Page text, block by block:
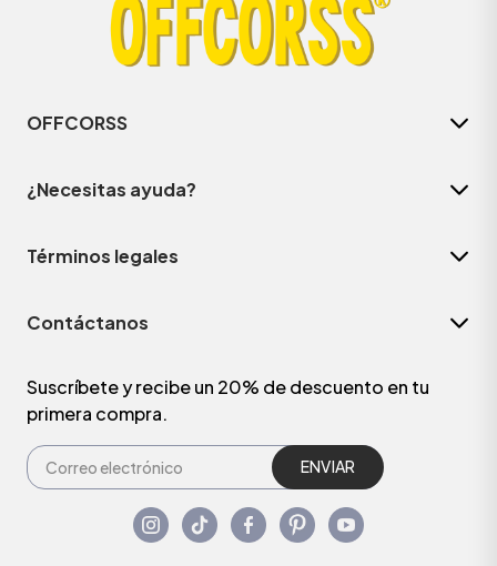
OFFCORSS
¿Necesitas ayuda?
Términos legales
Contáctanos
Suscríbete y recibe un 20% de descuento en tu
primera compra.
ENVIAR